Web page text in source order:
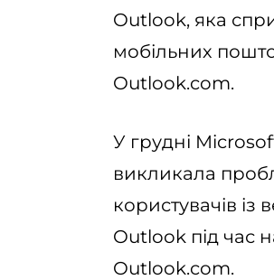
Outlook, яка
мобільних
Outlook.com.
У грудні
викликала
користувачів
Outlook під час
Outlook.com.